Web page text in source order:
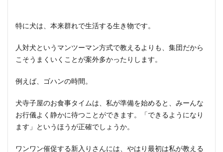
特に犬は、本来群れで生活する生き物です。
人対犬というマンツーマン方式で教えるよりも、集団だから
こそうまくいくことが案外多かったりします。
例えば、ゴハンの時間。
犬寺子屋のお食事タイムは、私が準備を始めると、みーんな
お行儀よく静かに待つことができます。「できるようになり
ます」というほうが正確でしょうか。
ワンワン催促する新入りさんには、やはり最初は私が教える